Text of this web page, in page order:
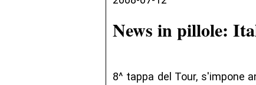
News in pillole:
8^ tappa del Tour, s'impone